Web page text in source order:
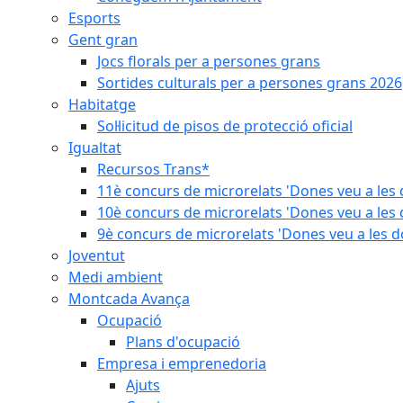
Esports
Gent gran
Jocs florals per a persones grans
Sortides culturals per a persones grans 2026
Habitatge
Sol·licitud de pisos de protecció oficial
Igualtat
Recursos Trans*
11è concurs de microrelats 'Dones veu a les
10è concurs de microrelats 'Dones veu a les
9è concurs de microrelats 'Dones veu a les
Joventut
Medi ambient
Montcada Avança
Ocupació
Plans d'ocupació
Empresa i emprenedoria
Ajuts